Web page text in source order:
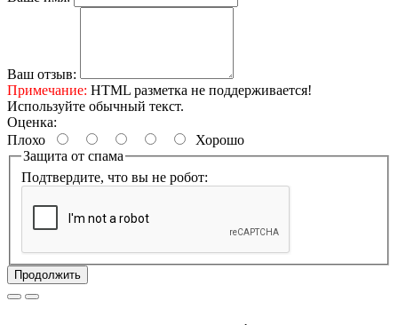
Ваш отзыв:
Примечание: HTML разметка не поддерживается!
Используйте обычный текст.
Оценка:
Плохо
Хорошо
Защита от спама
Подтвердите, что вы не робот:
Продолжить